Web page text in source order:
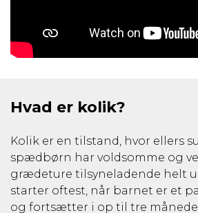
Hvad er kolik?
Kolik er en tilstand, hvor ellers
spædbørn har voldsomme og
grædeture tilsyneladende helt
starter oftest, når barnet er et
og fortsætter i op til tre